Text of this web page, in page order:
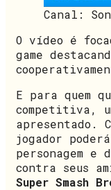
Canal:
O vídeo é
game
E para quem
competitiva,
apresentado.
jogador
personagem
contra seus
Super Smash